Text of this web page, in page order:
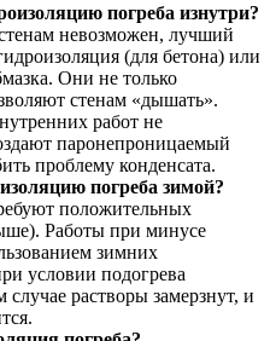
погреба изнутри?
невозможен, лучший
(для бетона) или
Они не только
стенам «дышать».
работ не
паронепроницаемый
проблему конденсата.
погреба зимой?
положительных
Работы при минусе
зимних
условии подогрева
растворы замерзнут, и